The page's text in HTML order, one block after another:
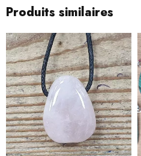
Produits similaires